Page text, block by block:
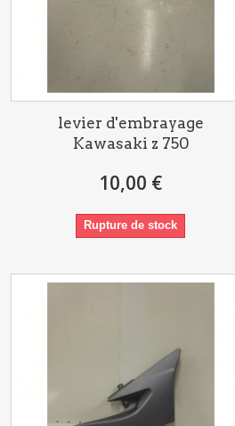
levier d'embrayage
Kawasaki z 750
10,00 €
Rupture de stock